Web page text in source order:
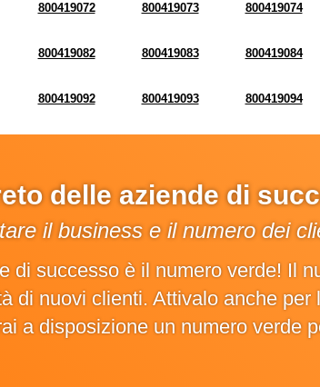
800419072 800419073 800419074
800419082 800419083 800419084
800419092 800419093 800419094
delle aziende di
il business e il numero dei
di successo è il numero verde! Il
di nuovi clienti. Attivalo anche
a disposizione un numero verde